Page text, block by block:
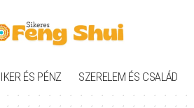
ÉS PÉNZ SZERELEM ÉS CSALÁD